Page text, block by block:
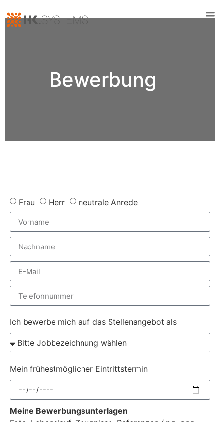
Bewerbung
Frau Herr neutrale Anrede
Ich bewerbe mich auf das Stellenangebot als
Mein frühestmöglicher Eintrittstermin
Meine Bewerbungsunterlagen